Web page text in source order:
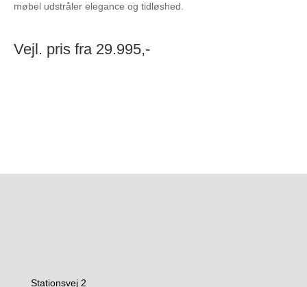
møbel udstråler elegance og tidløshed.
Vejl. pris fra 29.995,-
Stationsvej 2